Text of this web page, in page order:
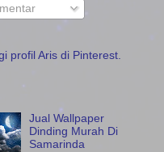
profil Aris di Pinterest.
Jual Wallpaper
Dinding Murah Di
Samarinda